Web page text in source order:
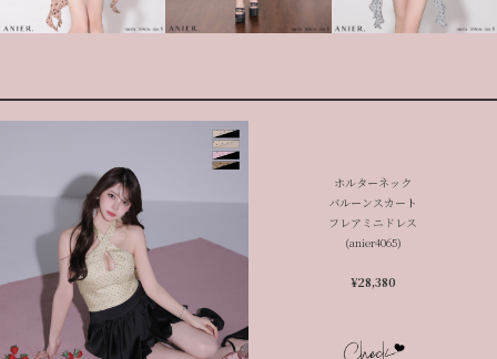
ホルターネック
バルーンスカート
フレアミニドレス
(anier4065)
¥28,380